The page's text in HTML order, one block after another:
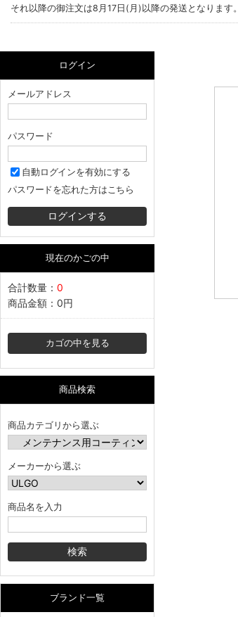
それ以降の御注文は8月17日(月)以降の発送となります。
ログイン
メールアドレス
パスワード
自動ログインを有効にする
パスワードを忘れた方はこちら
現在のかごの中
合計数量： 0
商品金額： 0円
カゴの中を見る
商品検索
商品カテゴリから選ぶ
メーカーから選ぶ
商品名を入力
ブランド一覧